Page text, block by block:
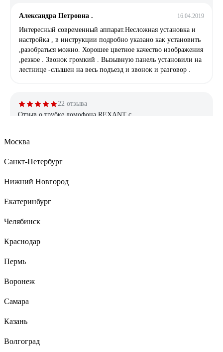
Александра Петровна . 16.04.2019
Интересный современный аппарат.Несложная установка и
настройка , в инструкции подробно указано как установить
,разобраться можно. Хорошее цветное качество изображения
,резкое . Звонок громкий . Вызывную панель установили на
лестнице -слышен на весь подъезд и звонок и разговор .
22 отзыва
Отзыв о трубке домофона REXANT с
Илья Токмаков
дом 76106/00 черный a069488
к Minimir Home, через приложение можно посмотреть, кто у
движения - пишет, если кто-то просто прошёл мимо, удобно
чёрный корпус смотрится аккуратно. В целом, надёжный
Москва
Санкт-Петербург
Нижний Новгород
Екатеринбург
Челябинск
Краснодар
Пермь
Воронеж
Самара
Казань
Волгоград